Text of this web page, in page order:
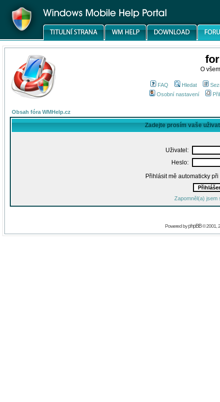
O
FAQ Hledat
Osobní nastavení
Obsah fóra WMHelp.cz
Zadejte prosím vaše
Uživatel:
Heslo:
Přihlásit mě automaticky
Zapomněl(a) jsem
Powered byphpBB© 2001,